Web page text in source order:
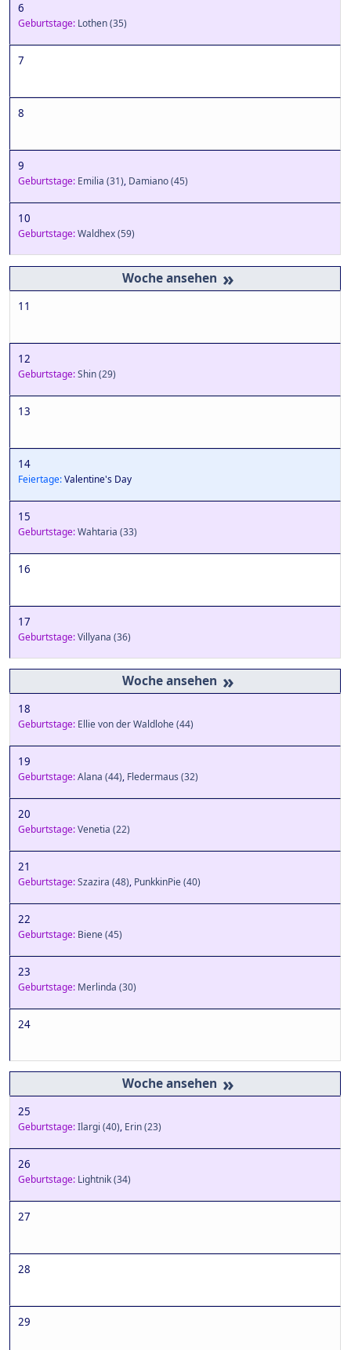
6
Geburtstage: Lothen(35)
7
8
9
Geburtstage: Emilia (31), Damiano(45)
10
Geburtstage:Waldhex(59)
»
11
12
Geburtstage:Shin(29)
13
14
Feiertage:Valentine's Day
15
Geburtstage:Wahtaria (33)
16
17
Geburtstage:Villyana (36)
»
18
Geburtstage: Ellie von der Waldlohe(44)
19
Geburtstage:Alana (44), Fledermaus (32)
20
Geburtstage:Venetia (22)
21
Geburtstage:Szazira (48), PunkkinPie(40)
22
Geburtstage: Biene(45)
23
Geburtstage: Merlinda (30)
24
»
25
Geburtstage:Ilargi (40), Erin(23)
26
Geburtstage: Lightnik(34)
27
28
29